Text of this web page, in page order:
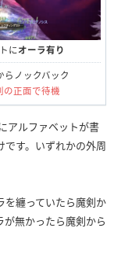
に オーラ有り
らノックバック
の正面で待機
アルファベットが書
です。いずれかの外周
を纏っていたら魔剣か
無かったら魔剣から